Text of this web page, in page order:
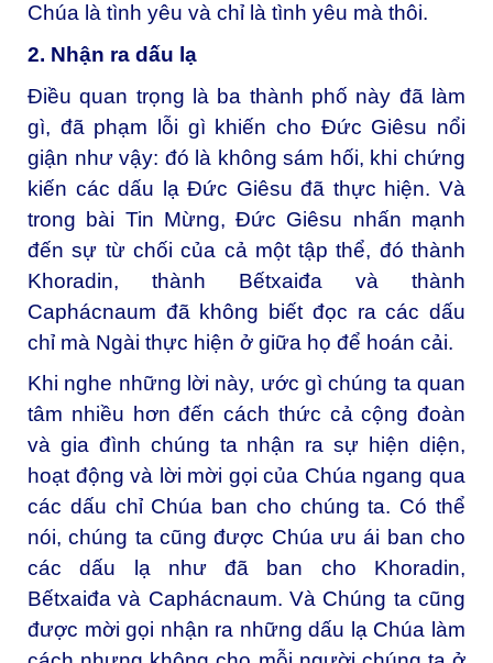
Chúa là tình yêu và chỉ là tình yêu mà thôi.
2. Nhận ra dấu lạ
Điều quan trọng là ba thành phố này đã làm
gì, đã phạm lỗi gì khiến cho Đức Giêsu nổi
giận như vậy: đó là không sám hối, khi chứng
kiến các dấu lạ Đức Giêsu đã thực hiện. Và
trong bài Tin Mừng, Đức Giêsu nhấn mạnh
đến sự từ chối của cả một tập thể, đó thành
Khoradin, thành Bếtxaiđa và thành
Caphácnaum đã không biết đọc ra các dấu
chỉ mà Ngài thực hiện ở giữa họ để hoán cải.
Khi nghe những lời này, ước gì chúng ta quan
tâm nhiều hơn đến cách thức cả cộng đoàn
và gia đình chúng ta nhận ra sự hiện diện,
hoạt động và lời mời gọi của Chúa ngang qua
các dấu chỉ Chúa ban cho chúng ta. Có thể
nói, chúng ta cũng được Chúa ưu ái ban cho
các dấu lạ như đã ban cho Khoradin,
Bếtxaiđa và Caphácnaum. Và Chúng ta cũng
được mời gọi nhận ra những dấu lạ Chúa làm